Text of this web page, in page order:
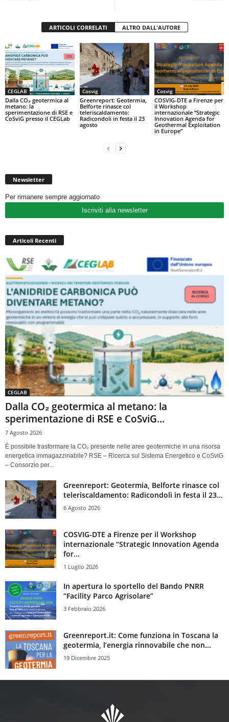
ARTICOLI CORRELATI ALTRO DALL'AUTORE
CEGLAB
Dalla CO₂ geotermica al
metano: la
sperimentazione di RSE e
CoSviG presso il CEGLab
Cosvig
Greenreport: Geotermia,
Belforte rinasce col
teleriscaldamento:
Radicondoli in festa il 23
agosto
Cosvig
COSVIG-DTE a Firenze per
il Workshop
internazionale “Strategic
Innovation Agenda for
Geothermal Exploitation
in Europe”
Newsletter
Per rimanere sempre aggiornato
Iscriviti alla newsletter
Articoli Recenti
CEGLAB
Dalla CO₂ geotermica al metano: la
sperimentazione di RSE e CoSviG...
7 Agosto 2026
È possibile trasformare la CO₂ presente nelle aree geotermiche in una risorsa
energetica immagazzinabile? RSE – Ricerca sul Sistema Energetico e CoSviG
– Consorzio per...
Greenreport: Geotermia, Belforte rinasce col
teleriscaldamento: Radicondoli in festa il 23...
6 Agosto 2026
COSVIG-DTE a Firenze per il Workshop
internazionale “Strategic Innovation Agenda
for...
1 Luglio 2026
In apertura lo sportello del Bando PNRR
“Facility Parco Agrisolare”
3 Febbraio 2026
Greenreport.it: Come funziona in Toscana la
geotermia, l’energia rinnovabile che non...
19 Dicembre 2025